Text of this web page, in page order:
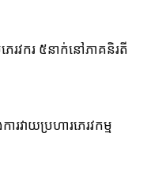
េរវករ ៥នាក់នៅភាគនិរតី
ារវាយប្រហារភេរវកម្ម